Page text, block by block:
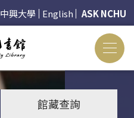
中興大學 English ASK NCHU
館藏查詢